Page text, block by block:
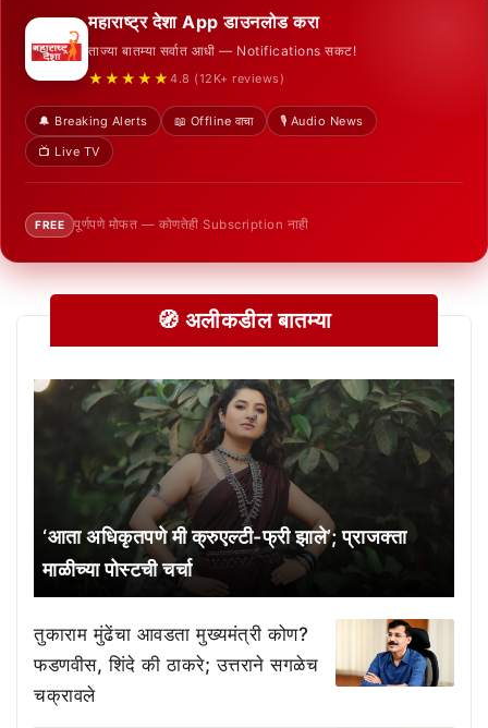
महाराष्ट्र देशा App डाउनलोड करा
ताज्या बातम्या सर्वात आधी — Notifications सकट!
★★★★★ 4.8 (12K+ reviews)
🔔 Breaking Alerts 📖 Offline वाचा
🎙️ Audio News
📺 Live TV
FREE पूर्णपणे मोफत — कोणतेही Subscription नाही
🧭 अलीकडील बातम्या
‘आता अधिकृतपणे मी क्रुएल्टी-फ्री झाले’; प्राजक्ता
माळीच्या पोस्टची चर्चा
तुकाराम मुंढेंचा आवडता मुख्यमंत्री कोण?
फडणवीस, शिंदे की ठाकरे; उत्तराने सगळेच
चक्रावले